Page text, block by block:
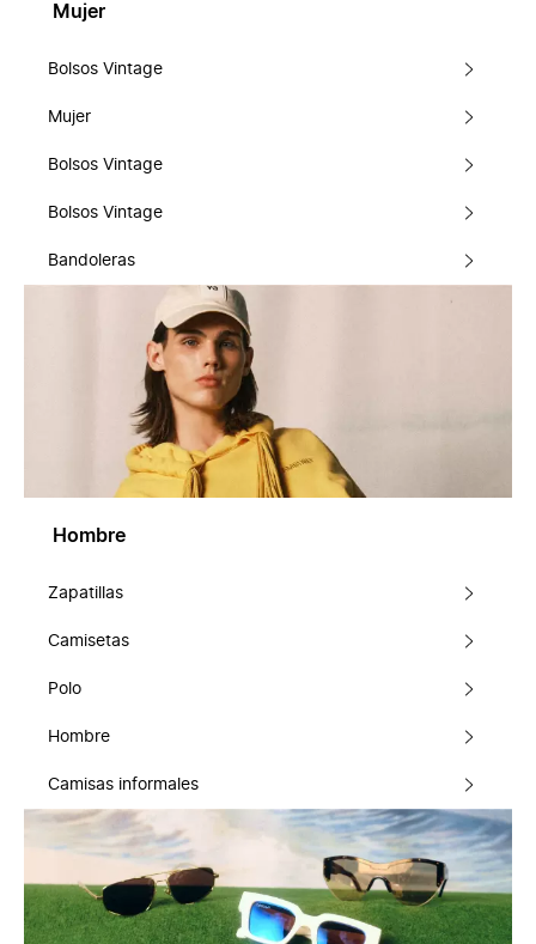
Mujer
Bolsos Vintage
Mujer
Bolsos Vintage
Bolsos Vintage
Bandoleras
Hombre
Zapatillas
Camisetas
Polo
Hombre
Camisas informales